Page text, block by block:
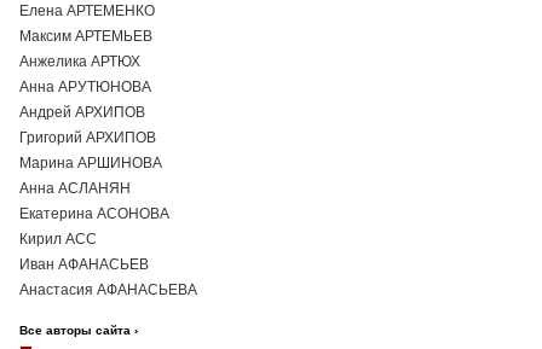
Елена АРТЕМЕНКО
Максим АРТЕМЬЕВ
Анжелика АРТЮХ
Анна АРУТЮНОВА
Андрей АРХИПОВ
Григорий АРХИПОВ
Марина АРШИНОВА
Анна АСЛАНЯН
Екатерина АСОНОВА
Кирил АСС
Иван АФАНАСЬЕВ
Анастасия АФАНАСЬЕВА
Все авторы сайта ›